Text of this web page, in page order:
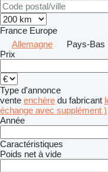
France Europe
Allemagne
Pays-Bas
Prix
Type d'annonce
vente enchère du fabricant
échange avec supplément )
Année
Caractéristiques
Poids net à vide